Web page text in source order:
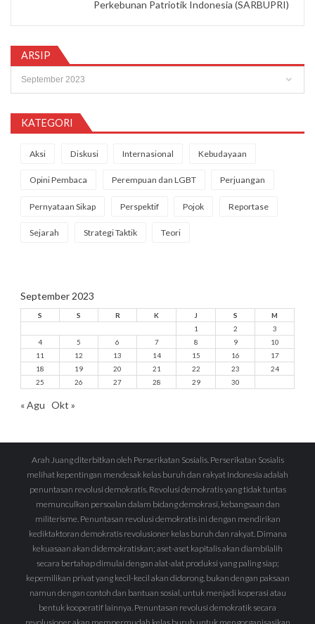
Perkebunan Patriotik Indonesia (SARBUPRI)
ARSIP
KATEGORI
Aksi Diskusi Internasional Kebudayaan
Opini Pembaca Perempuan dan LGBT Perjuangan
Pernyataan Sikap Perspektif Pojok Reportase
Sejarah Strategi Taktik Teori
September 2023
S S R K J S
M
1
2
3
4
5 6 7 8 9
10
11
12 13 14 15 16
17
18
19 20 21 22 23
24
25
26 27 28 29 30
« Agu Okt »
Arah Juang diterbitkan oleh Perserikatan Sosialis. Perserikatan Sosialis
melihat kepentingan mendesak kelas buruh dan rakyat Indonesia adalah
penuntasan revolusi demokratis. Revolusi demokratis yang tidak tuntas
memunculkan persoalan dalam bidang demokrasi, kebangsaan dan
militerisme. Penuntasan revolusi demokratis ini dengan mendirikan
kediktaktoran demokratis revolusioner kelas buruh dan rakyat. Dimana
kekuasaan akan didemokratiskan; aset-aset kapitalis akan diambilalih
secara bertahap dimulai dengan alat-alat produksi yang paling siap;
kepemilikan privat yang kecil-kecil akan didorong, bukan dengan paksaan
namun dengan contoh dan bantuan sosial, untuk menjadi koperasi atau
bentuk kooperatif lainnya. Penuntasan revolusi demokratik secara